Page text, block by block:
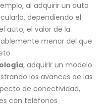
al adquirir un auto
dependiendo el
auto, el valor de la
menor del que
, adquirir un modelo
los avances de las
de conectividad,
con teléfonos